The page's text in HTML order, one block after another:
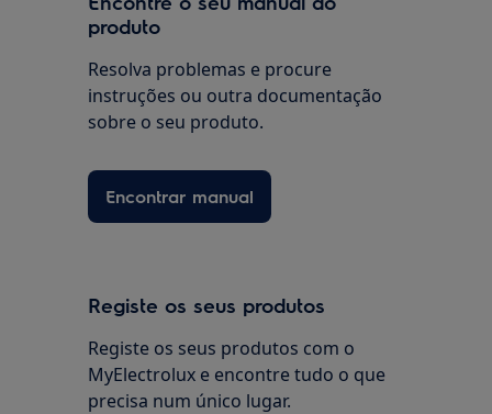
produto
Resolva problemas e procure
instruções ou outra documentação
sobre o seu produto.
Encontrar manual
Registe os seus produtos
Registe os seus produtos com o
MyElectrolux e encontre tudo o que
precisa num único lugar.